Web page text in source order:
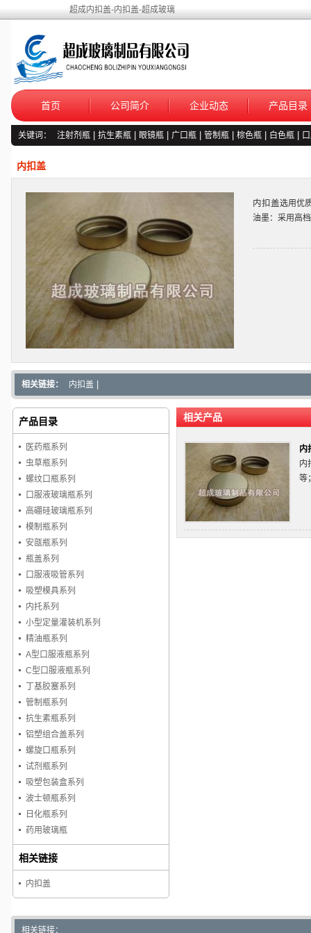
超成内扣盖-内扣盖-超成玻璃
首页 公司简介 企业动态 产品目录
关键词： 注射剂瓶 抗生素瓶 眼镜瓶 广口瓶 管制瓶 棕色瓶 白色瓶
内扣盖
内扣盖选用优
油墨：采用高
相关链接： 内扣盖
相关产品
内
内
等
产品目录
医药瓶系列
虫草瓶系列
螺纹口瓶系列
口服液玻璃瓶系列
高硼硅玻璃瓶系列
模制瓶系列
安瓿瓶系列
瓶盖系列
口服液吸管系列
吸塑模具系列
内托系列
小型定量灌装机系列
精油瓶系列
A型口服液瓶系列
C型口服液瓶系列
丁基胶塞系列
管制瓶系列
抗生素瓶系列
铝塑组合盖系列
螺旋口瓶系列
试剂瓶系列
吸塑包装盒系列
波士顿瓶系列
日化瓶系列
药用玻璃瓶
相关链接
内扣盖
相关链接：